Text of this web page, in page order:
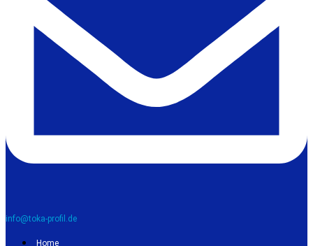
info@toka-profil.de
Home